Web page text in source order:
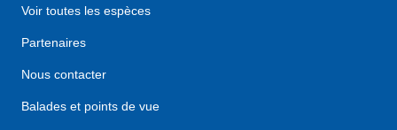
Voir toutes les espèces
Partenaires
Nous contacter
Balades et points de vue